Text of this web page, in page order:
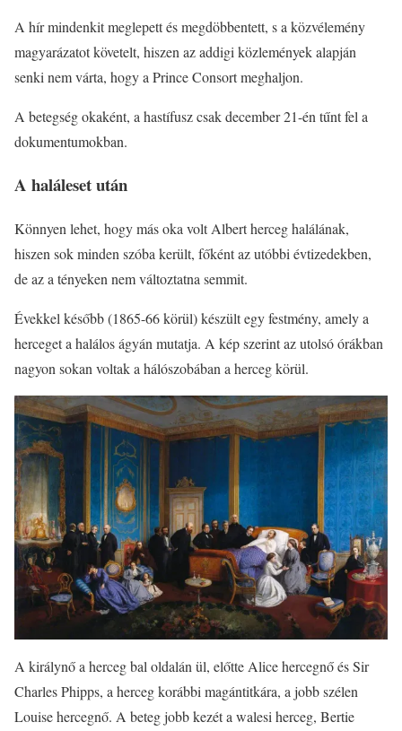
A hír mindenkit meglepett és megdöbbentett, s a közvélemény
magyarázatot követelt, hiszen az addigi közlemények alapján
senki nem várta, hogy a Prince Consort meghaljon.
A betegség okaként, a hastífusz csak december 21-én tűnt fel a
dokumentumokban.
A haláleset után
Könnyen lehet, hogy más oka volt Albert herceg halálának,
hiszen sok minden szóba került, főként az utóbbi évtizedekben,
de az a tényeken nem változtatna semmit.
Évekkel később (1865-66 körül) készült egy festmény, amely a
herceget a halálos ágyán mutatja. A kép szerint az utolsó órákban
nagyon sokan voltak a hálószobában a herceg körül.
A királynő a herceg bal oldalán ül, előtte Alice hercegnő és Sir
Charles Phipps, a herceg korábbi magántitkára, a jobb szélen
Louise hercegnő. A beteg jobb kezét a walesi herceg, Bertie